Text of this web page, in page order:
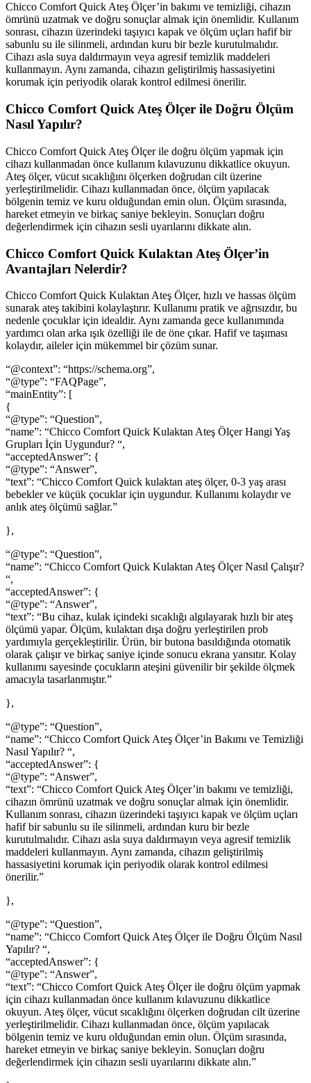
Chicco Comfort Quick Ateş Ölçer’in bakımı ve temizliği, cihazın
ömrünü uzatmak ve doğru sonuçlar almak için önemlidir. Kullanım
sonrası, cihazın üzerindeki taşıyıcı kapak ve ölçüm uçları hafif bir
sabunlu su ile silinmeli, ardından kuru bir bezle kurutulmalıdır.
Cihazı asla suya daldırmayın veya agresif temizlik maddeleri
kullanmayın. Aynı zamanda, cihazın geliştirilmiş hassasiyetini
korumak için periyodik olarak kontrol edilmesi önerilir.
Chicco Comfort Quick Ateş Ölçer ile Doğru Ölçüm
Nasıl Yapılır?
Chicco Comfort Quick Ateş Ölçer ile doğru ölçüm yapmak için
cihazı kullanmadan önce kullanım kılavuzunu dikkatlice okuyun.
Ateş ölçer, vücut sıcaklığını ölçerken doğrudan cilt üzerine
yerleştirilmelidir. Cihazı kullanmadan önce, ölçüm yapılacak
bölgenin temiz ve kuru olduğundan emin olun. Ölçüm sırasında,
hareket etmeyin ve birkaç saniye bekleyin. Sonuçları doğru
değerlendirmek için cihazın sesli uyarılarını dikkate alın.
Chicco Comfort Quick Kulaktan Ateş Ölçer’in
Avantajları Nelerdir?
Chicco Comfort Quick Kulaktan Ateş Ölçer, hızlı ve hassas ölçüm
sunarak ateş takibini kolaylaştırır. Kullanımı pratik ve ağrısızdır, bu
nedenle çocuklar için idealdir. Aynı zamanda gece kullanımında
yardımcı olan arka ışık özelliği ile de öne çıkar. Hafif ve taşıması
kolaydır, aileler için mükemmel bir çözüm sunar.
“@context”: “https://schema.org”,
“@type”: “FAQPage”,
“mainEntity”: [
{
“@type”: “Question”,
“name”: “Chicco Comfort Quick Kulaktan Ateş Ölçer Hangi Yaş
Grupları İçin Uygundur? “,
“acceptedAnswer”: {
“@type”: “Answer”,
“text”: “Chicco Comfort Quick kulaktan ateş ölçer, 0-3 yaş arası
bebekler ve küçük çocuklar için uygundur. Kullanımı kolaydır ve
anlık ateş ölçümü sağlar.”
},
“@type”: “Question”,
“name”: “Chicco Comfort Quick Kulaktan Ateş Ölçer Nasıl Çalışır?
“,
“acceptedAnswer”: {
“@type”: “Answer”,
“text”: “Bu cihaz, kulak içindeki sıcaklığı algılayarak hızlı bir ateş
ölçümü yapar. Ölçüm, kulaktan dışa doğru yerleştirilen prob
yardımıyla gerçekleştirilir. Ürün, bir butona basıldığında otomatik
olarak çalışır ve birkaç saniye içinde sonucu ekrana yansıtır. Kolay
kullanımı sayesinde çocukların ateşini güvenilir bir şekilde ölçmek
amacıyla tasarlanmıştır.”
},
“@type”: “Question”,
“name”: “Chicco Comfort Quick Ateş Ölçer’in Bakımı ve Temizliği
Nasıl Yapılır? “,
“acceptedAnswer”: {
“@type”: “Answer”,
“text”: “Chicco Comfort Quick Ateş Ölçer’in bakımı ve temizliği,
cihazın ömrünü uzatmak ve doğru sonuçlar almak için önemlidir.
Kullanım sonrası, cihazın üzerindeki taşıyıcı kapak ve ölçüm uçları
hafif bir sabunlu su ile silinmeli, ardından kuru bir bezle
kurutulmalıdır. Cihazı asla suya daldırmayın veya agresif temizlik
maddeleri kullanmayın. Aynı zamanda, cihazın geliştirilmiş
hassasiyetini korumak için periyodik olarak kontrol edilmesi
önerilir.”
},
“@type”: “Question”,
“name”: “Chicco Comfort Quick Ateş Ölçer ile Doğru Ölçüm Nasıl
Yapılır? “,
“acceptedAnswer”: {
“@type”: “Answer”,
“text”: “Chicco Comfort Quick Ateş Ölçer ile doğru ölçüm yapmak
için cihazı kullanmadan önce kullanım kılavuzunu dikkatlice
okuyun. Ateş ölçer, vücut sıcaklığını ölçerken doğrudan cilt üzerine
yerleştirilmelidir. Cihazı kullanmadan önce, ölçüm yapılacak
bölgenin temiz ve kuru olduğundan emin olun. Ölçüm sırasında,
hareket etmeyin ve birkaç saniye bekleyin. Sonuçları doğru
değerlendirmek için cihazın sesli uyarılarını dikkate alın.”